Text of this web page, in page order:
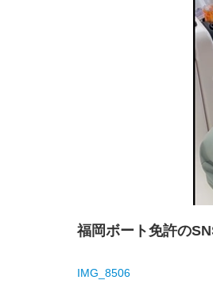
福岡ボート免許の
IMG_8506